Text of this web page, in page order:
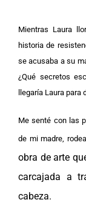
Mientras Laura
historia de
se acusaba a su
¿Qué secretos
llegaría Laura para
Me senté con las
de mi madre,
obra de arte
carcajada a
cabeza.